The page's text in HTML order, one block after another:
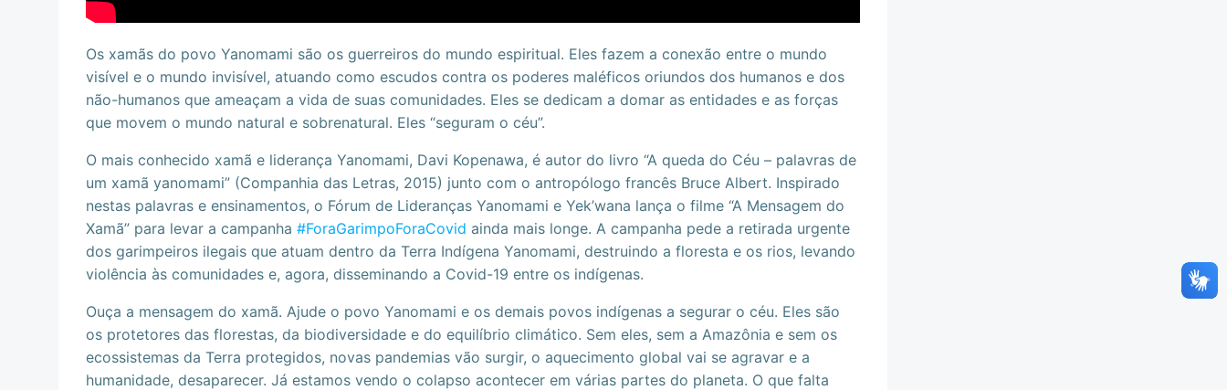
Os xamãs do povo Yanomami são os guerreiros do mundo espiritual. Eles fazem a conexão entre o mundo
visível e o mundo invisível, atuando como escudos contra os poderes maléficos oriundos dos humanos e dos
não-humanos que ameaçam a vida de suas comunidades. Eles se dedicam a domar as entidades e as forças
que movem o mundo natural e sobrenatural. Eles “seguram o céu”.
O mais conhecido xamã e liderança Yanomami, Davi Kopenawa, é autor do livro “A queda do Céu – palavras de
um xamã yanomami” (Companhia das Letras, 2015) junto com o antropólogo francês Bruce Albert. Inspirado
nestas palavras e ensinamentos, o Fórum de Lideranças Yanomami e Yek’wana lança o filme “A Mensagem do
Xamã” para levar a campanha #ForaGarimpoForaCovid ainda mais longe. A campanha pede a retirada urgente
dos garimpeiros ilegais que atuam dentro da Terra Indígena Yanomami, destruindo a floresta e os rios, levando
violência às comunidades e, agora, disseminando a Covid-19 entre os indígenas.
Ouça a mensagem do xamã. Ajude o povo Yanomami e os demais povos indígenas a segurar o céu. Eles são
os protetores das florestas, da biodiversidade e do equilíbrio climático. Sem eles, sem a Amazônia e sem os
ecossistemas da Terra protegidos, novas pandemias vão surgir, o aquecimento global vai se agravar e a
humanidade, desaparecer. Já estamos vendo o colapso acontecer em várias partes do planeta. O que falta